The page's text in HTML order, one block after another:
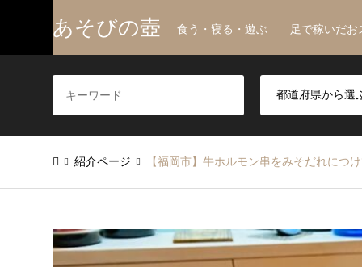
あそびの壺 食う・寝る・遊ぶ 足で稼いだお
紹介ページ 【福岡市】牛ホルモン串をみそだれにつ